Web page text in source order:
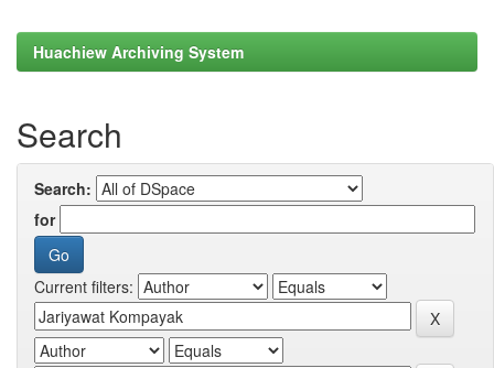
Huachiew Archiving System
Search
Search:
for
Current filters: